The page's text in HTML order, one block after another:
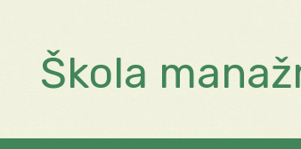
Škola